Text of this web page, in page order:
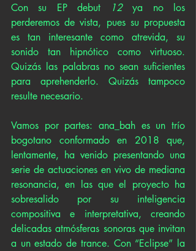
Con su EP debut
12 ya no los
perderemos de vista, pues su propuesta
es tan interesante como atrevida, su
sonido tan hipnótico como virtuoso.
Quizás las palabras no sean suficientes
para aprehenderlo. Quizás tampoco
resulte necesario.
Vamos por partes: ana_bah es un trío
bogotano conformado en 2018 que,
lentamente, ha venido presentando una
serie de actuaciones en vivo de mediana
resonancia, en las que el proyecto ha
sobresalido por su inteligencia
compositiva e interpretativa, creando
delicadas atmósferas sonoras que invitan
a un estado de trance. Con “Eclipse” la